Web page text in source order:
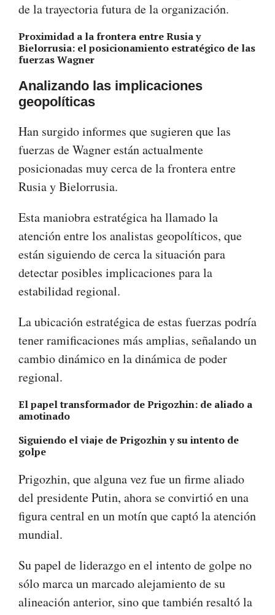
de la trayectoria futura de la organización.
Proximidad a la frontera entre Rusia y
Bielorrusia: el posicionamiento estratégico de las
fuerzas Wagner
Analizando las implicaciones
geopolíticas
Han surgido informes que sugieren que las
fuerzas de Wagner están actualmente
posicionadas muy cerca de la frontera entre
Rusia y Bielorrusia.
Esta maniobra estratégica ha llamado la
atención entre los analistas geopolíticos, que
están siguiendo de cerca la situación para
detectar posibles implicaciones para la
estabilidad regional.
La ubicación estratégica de estas fuerzas podría
tener ramificaciones más amplias, señalando un
cambio dinámico en la dinámica de poder
regional.
El papel transformador de Prigozhin: de aliado a
amotinado
Siguiendo el viaje de Prigozhin y su intento de
golpe
Prigozhin, que alguna vez fue un firme aliado
del presidente Putin, ahora se convirtió en una
figura central en un motín que captó la atención
mundial.
Su papel de liderazgo en el intento de golpe no
sólo marca un marcado alejamiento de su
alineación anterior, sino que también resaltó la